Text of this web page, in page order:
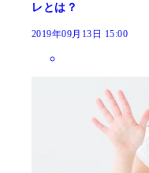
レとは？
2019年09月13日 15:00